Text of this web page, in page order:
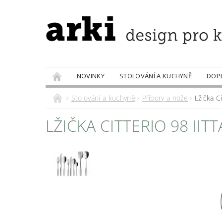
NOVINKY STOLOVÁNÍ A KUCHYNĚ
PRODÁVANÉ ZNAČKY
DOBROTY
Stolování a kuchyně Příbory a nože Lžička
LŽIČKA CITTERIO 98